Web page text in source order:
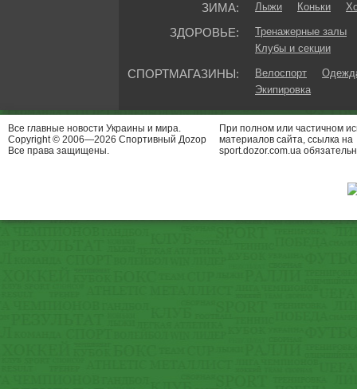
ЗИМА: Лыжи Коньки
ЗДОРОВЬЕ:
Тренажерные залы
Клубы и секции
СПОРТМАГАЗИНЫ: Велоспорт
Экипировка
Все главные новости Украины и мира.
Copyright © 2006—2026 Спортивный Доzор
Все права защищены.
При полном или частичном
материалов сайта, ссылка на
sport.dozor.com.ua